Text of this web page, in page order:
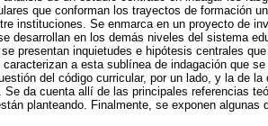
que conforman los trayectos de formación
instituciones. Se enmarca en un proyecto de
desarrollan en los demás niveles del sistema
presentan inquietudes e hipótesis centrales
a esta sublínea de indagación que se
del código curricular, por un lado, y la de
da cuenta allí de las principales referencias
planteando. Finalmente, se exponen algunas